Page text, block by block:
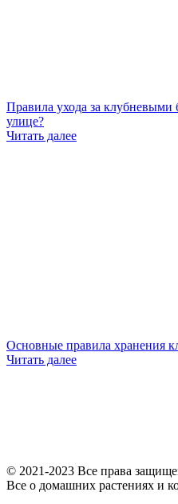
Правила ухода за клубневыми
улице?
Читать далее
Основные правила хранения
Читать далее
© 2021-2023 Все права
Все о домашних растениях и